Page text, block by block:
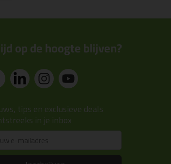
op de hoogte blijven?
tips en exclusieve deals
in je inbox